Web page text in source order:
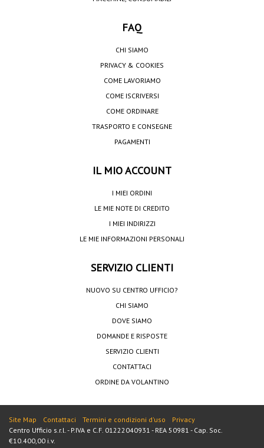
FAQ
CHI SIAMO
PRIVACY & COOKIES
COME LAVORIAMO
COME ISCRIVERSI
COME ORDINARE
TRASPORTO E CONSEGNE
PAGAMENTI
IL MIO ACCOUNT
I MIEI ORDINI
LE MIE NOTE DI CREDITO
I MIEI INDIRIZZI
LE MIE INFORMAZIONI PERSONALI
SERVIZIO CLIENTI
NUOVO SU CENTRO UFFICIO?
CHI SIAMO
DOVE SIAMO
DOMANDE E RISPOSTE
SERVIZIO CLIENTI
CONTATTACI
ORDINE DA VOLANTINO
Site Map Contattaci Termini e condizioni d'uso
Privacy
Centro Ufficio s.r.l. - P.IVA e C.F. 01222040931 - REA 50981 - Cap. Soc.
€10.400,00 i.v.